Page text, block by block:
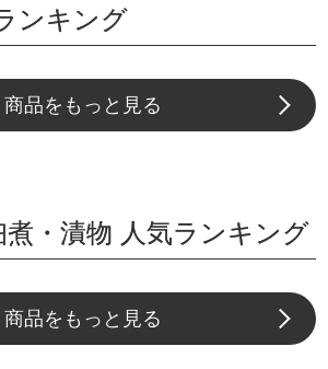
ンキング
商品をもっと見る
煮・漬物 人気ランキング
商品をもっと見る